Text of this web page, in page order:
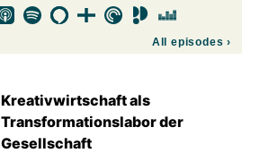
All episodes ›
Kreativwirtschaft als
Transformationslabor der
Gesellschaft